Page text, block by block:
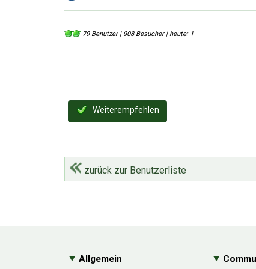
79 Benutzer | 908 Besucher | heute: 1
Weiterempfehlen
zurück zur Benutzerliste
Allgemein